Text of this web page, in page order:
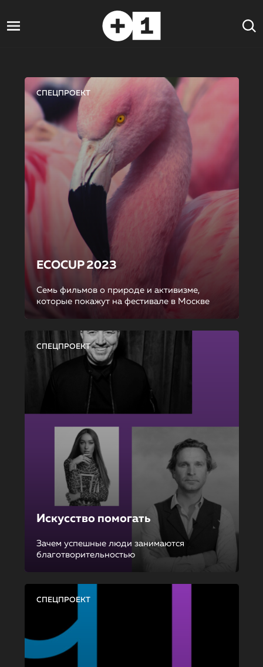
СПЕЦПРОЕКТ
ECOCUP 2023
Семь фильмов о природе и активизме,
которые покажут на фестивале в Москве
СПЕЦПРОЕКТ
Искусство помогать
Зачем успешные люди занимаются
благотворительностью
СПЕЦПРОЕКТ